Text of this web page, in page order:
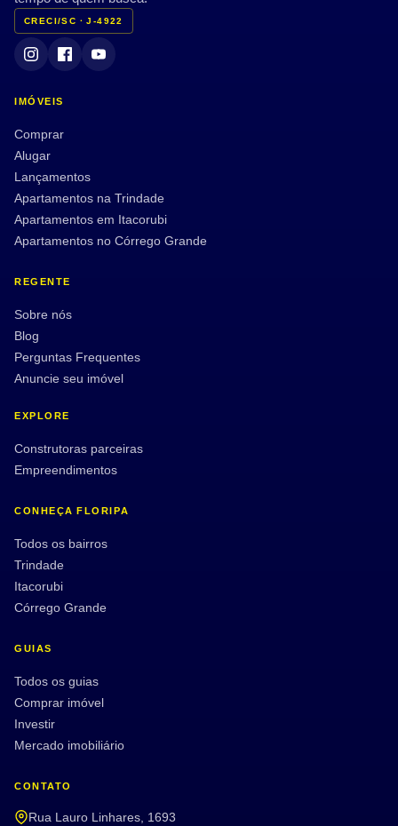
CRECI/SC · J-4922
IMÓVEIS
Comprar
Alugar
Lançamentos
Apartamentos na Trindade
Apartamentos em Itacorubi
Apartamentos no Córrego Grande
REGENTE
Sobre nós
Blog
Perguntas Frequentes
Anuncie seu imóvel
EXPLORE
Construtoras parceiras
Empreendimentos
CONHEÇA FLORIPA
Todos os bairros
Trindade
Itacorubi
Córrego Grande
GUIAS
Todos os guias
Comprar imóvel
Investir
Mercado imobiliário
CONTATO
Rua Lauro Linhares, 1693